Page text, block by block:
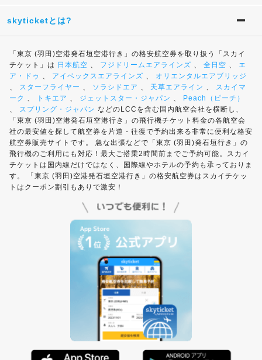
skyticketとは?
「東京 (羽田)空港発石垣空港行き」の格安航空券を取り扱う「スカイ
チケット」は 日本航空 、 フジドリームエアラインズ 、 全日空 、 エ
ア・ドゥ 、 アイベックスエアラインズ 、 オリエンタルエアブリッジ
、 スターフライヤー 、 ソラシドエア 、 天草エアライン 、 スカイマ
ーク 、 トキエア 、 ジェットスター・ジャパン 、
Peach（ピーチ）
、 スプリング・ジャパン などのLCCを含む国内航空会社を横断し、
「東京 (羽田)空港発石垣空港行き」の飛行機チケット料金の各航空会
社の最安値を探して航空券を片道・往復で予約出来る非常に便利な格安
航空券販売サイトです。 急な出張などで「東京 (羽田)発石垣行き」の
飛行機のご利用にも対応！最大ご搭乗2時間前までご予約可能。スカイ
チケットは国内線だけではなく、国際線やホテルの予約も承っておりま
す。 「東京 (羽田)空港発石垣空港行き」の格安航空券はスカイチケッ
トはクーポン割引もありで激安！